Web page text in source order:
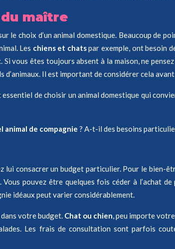
maître
le choix d’un animal domestique. Beaucoup de
Les chiens et chatspar exemple, ont besoin
vous êtes toujours absent à la maison, ne
Il est important de considérer cela
de choisir un animal domestique qui
animal de compagnie ? A-t-il des besoins
consacrer un budget particulier. Pour le bien-
pouvez être quelques fois céder à l’achat
idéaux peut varier considérablement.
dans votre budget. Chat ou chien, peu importe
Les frais de consultation sont parfois